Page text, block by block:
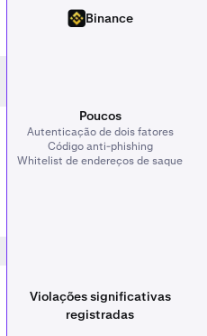
Binance
Binance
Poucos
Autenticação de dois fatores
Código anti-phishing
Whitelist de endereços de saque
Violações significativas
registradas